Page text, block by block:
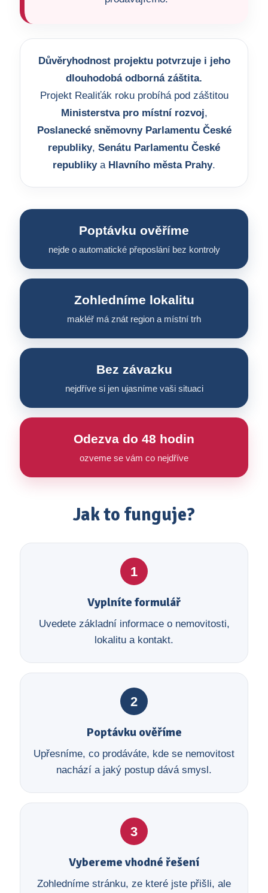
Důvěryhodnost projektu potvrzuje i jeho
dlouhodobá odborná záštita.
Projekt Realiťák roku probíhá pod záštitou
Ministerstva pro místní rozvoj,
Poslanecké sněmovny Parlamentu České
republiky, Senátu Parlamentu České
republikya Hlavního města Prahy.
Poptávku ověříme
nejde o automatické přeposlání bez kontroly
Zohledníme lokalitu
makléř má znát region a místní trh
Bez závazku
nejdříve si jen ujasníme vaši situaci
Odezva do 48 hodin
ozveme se vám co nejdříve
Jak to funguje?
1
Vyplníte formulář
Uvedete základní informace o nemovitosti,
lokalitu a kontakt.
2
Poptávku ověříme
Upřesníme, co prodáváte, kde se nemovitost
nachází a jaký postup dává smysl.
3
Vybereme vhodné řešení
Zohledníme stránku, ze které jste přišli, ale